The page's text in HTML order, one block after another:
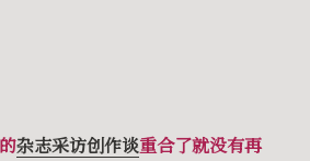
杂志采访创作谈重合了就没有再